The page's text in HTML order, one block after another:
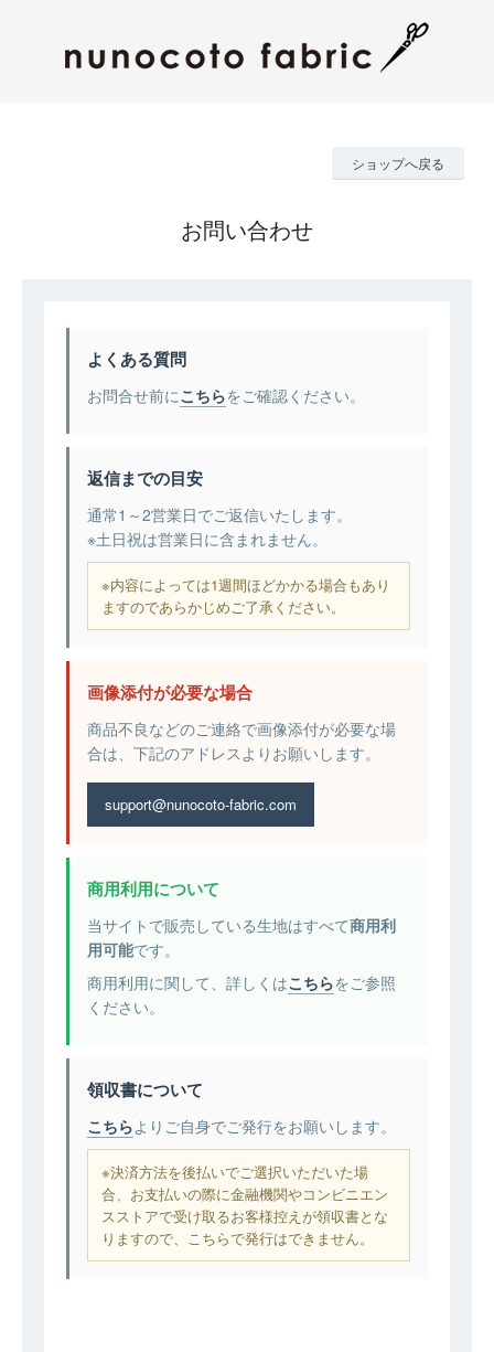
ショップへ戻る
お問い合わせ
よくある質問
お問合せ前にこちらをご確認ください。
返信までの目安
通常1～2営業日でご返信いたします。
※土日祝は営業日に含まれません。
※内容によっては1週間ほどかかる場合もあり
ますのであらかじめご了承ください。
画像添付が必要な場合
商品不良などのご連絡で画像添付が必要な場
合は、下記のアドレスよりお願いします。
support@nunocoto-fabric.com
商用利用について
当サイトで販売している生地はすべて商用利
用可能です。
商用利用に関して、詳しくはこちらをご参照
ください。
領収書について
こちらよりご自身でご発行をお願いします。
※決済方法を後払いでご選択いただいた場
合、お支払いの際に金融機関やコンビニエン
スストアで受け取るお客様控えが領収書とな
りますので、こちらで発行はできません。